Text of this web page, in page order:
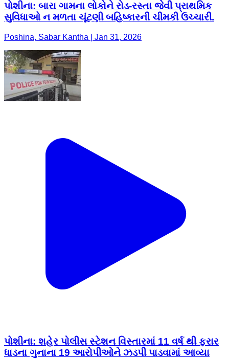
પોશીના: બારા ગામના લોકોને રોડ-રસ્તા જેવી પ્રાથમિક
સુવિધાઓ ન મળતા ચૂંટણી બહિષ્કારની ચીમકી ઉચ્ચારી.
Poshina, Sabar Kantha | Jan 31, 2026
પોશીના: શહેર પોલીસ સ્ટેશન વિસ્તારમાં 11 વર્ષ થી ફરાર
ધાડના ગુનાના 19 આરોપીઓને ઝડપી પાડવામાં આવ્યા